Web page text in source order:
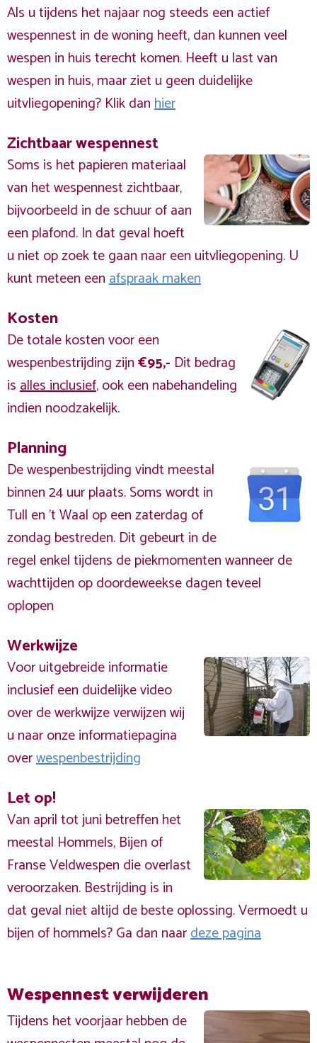
Als u tijdens het najaar nog steeds een actief
wespennest in de woning heeft, dan kunnen veel
wespen in huis terecht komen. Heeft u last van
wespen in huis, maar ziet u geen duidelijke
uitvliegopening? Klik danhier
Zichtbaar wespennest
Soms is het papieren materiaal
van het wespennest zichtbaar,
bijvoorbeeld in de schuur of aan
een plafond. In dat geval hoeft
u niet op zoek te gaan naar een uitvliegopening. U
kunt meteen eenafspraak maken
Kosten
De totale kosten voor een
wespenbestrijding zijn€95,- Dit bedrag
isalles inclusief, ook een nabehandeling
indien noodzakelijk.
Planning
De wespenbestrijding vindt meestal
binnen 24 uur plaats. Soms wordt in
Tull en 't Waal op een zaterdag of
zondag bestreden. Dit gebeurt in de
regel enkel tijdens de piekmomenten wanneer de
wachttijden op doordeweekse dagen teveel
oplopen
Werkwijze
Voor uitgebreide informatie
inclusief een duidelijke video
over de werkwijze verwijzen wij
u naar onze informatiepagina
overwespenbestrijding
Let op!
Van april tot juni betreffen het
meestal Hommels, Bijen of
Franse Veldwespen die overlast
veroorzaken. Bestrijding is in
dat geval niet altijd de beste oplossing. Vermoedt u
bijen of hommels? Ga dan naardeze pagina
Wespennest verwijderen
Tijdens het voorjaar hebben de